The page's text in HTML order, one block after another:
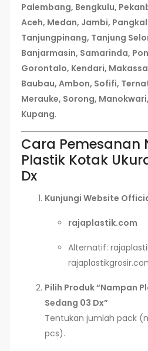
Palembang, Bengkulu,
Aceh, Medan, Jambi,
Tanjungpinang, Tanjung
Banjarmasin, Samarinda,
Gorontalo, Kendari,
Baubau, Ambon, Sofifi,
Merauke, Sorong,
Kupang.
Cara Pemesanan
Plastik Kotak
Dx
Kunjungi Website
rajaplastik.com
Alternatif:
Pilih Produk “Nampan
Sedang 03 Dx”
Tentukan jumlah pack
pcs).